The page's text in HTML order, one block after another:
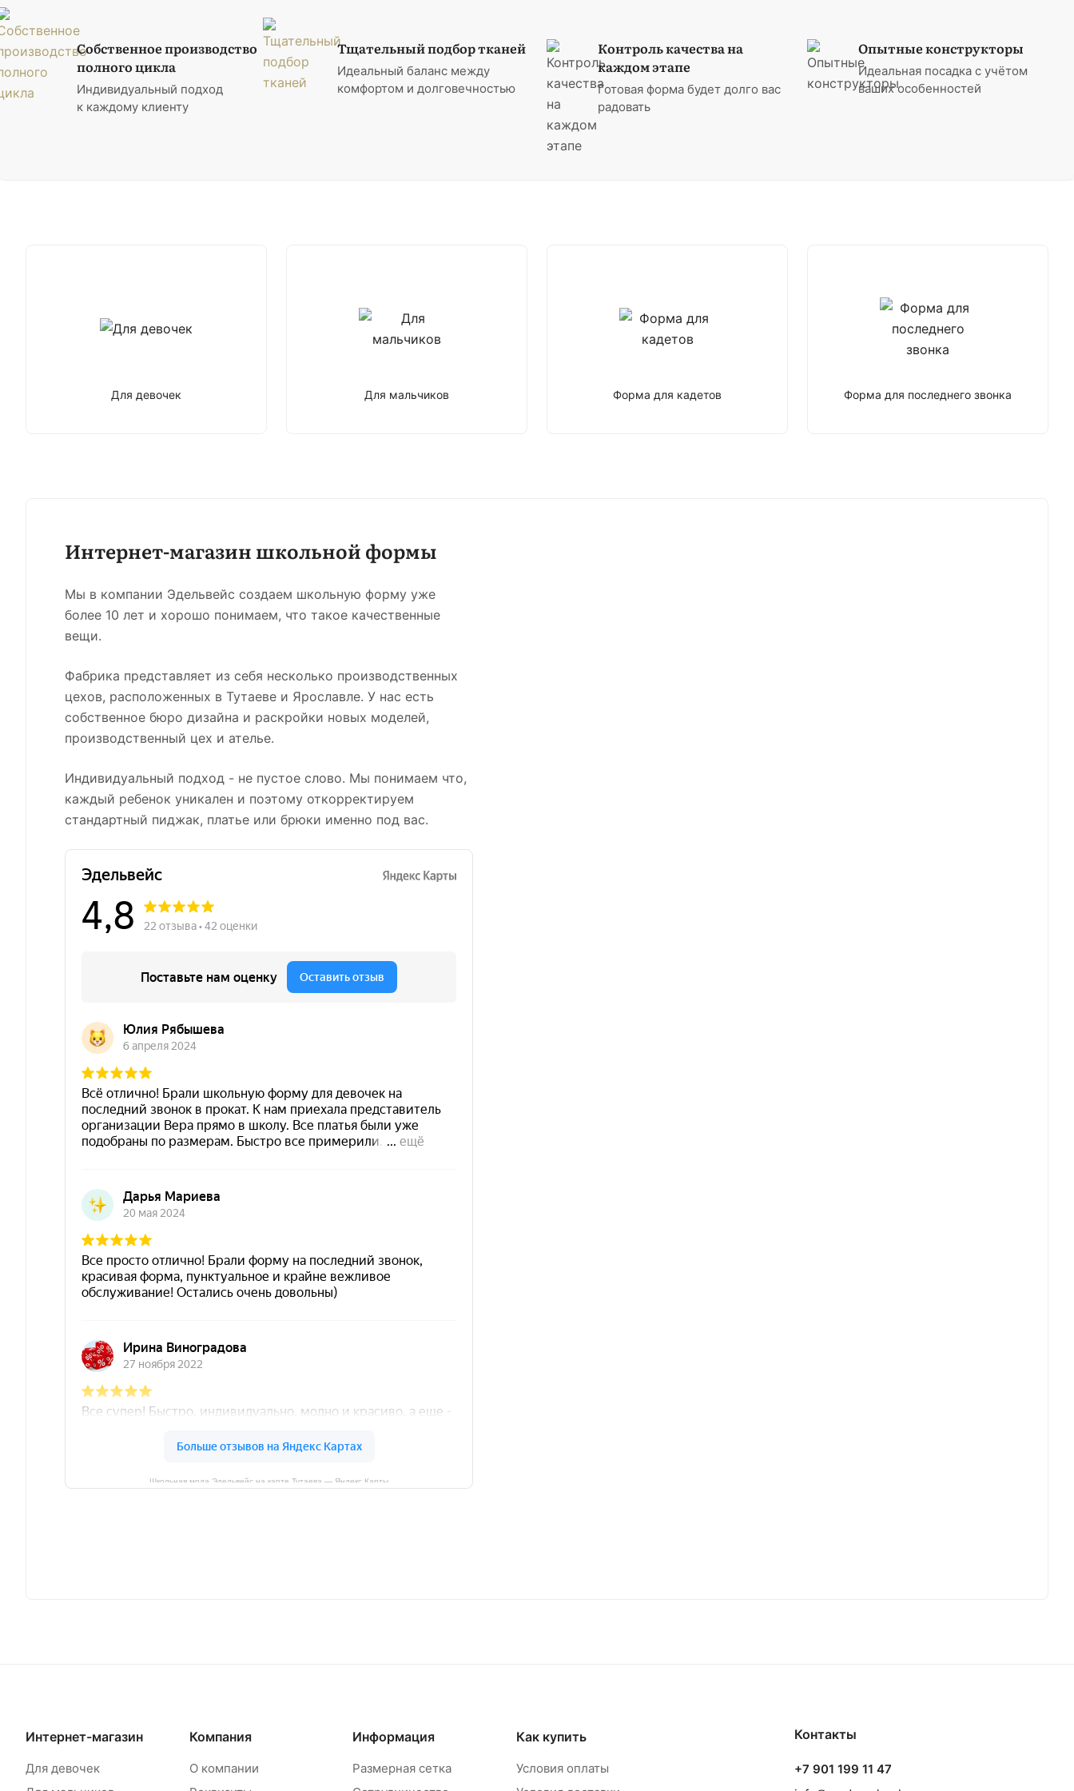
Собственное производство
полного цикла
Индивидуальный подход
к каждому клиенту
Тщательный подбор тканей
Идеальный баланс между
комфортом и долговечностью
Контроль качества на
каждом этапе
Готовая форма будет долго вас
радовать
Опытные конструкторы
Идеальная посадка с учётом
ваших особенностей
Для девочек Для мальчиков Форма для кадетов Форма для последнего звонка
Интернет-магазин школьной формы
Мы в компании Эдельвейс создаем школьную форму уже
более 10 лет и хорошо понимаем, что такое качественные
вещи.
Фабрика представляет из себя несколько производственных
цехов, расположенных в Тутаеве и Ярославле. У нас есть
собственное бюро дизайна и раскройки новых моделей,
производственный цех и ателье.
Индивидуальный подход - не пустое слово. Мы понимаем что,
каждый ребенок уникален и поэтому откорректируем
стандартный пиджак, платье или брюки именно под вас.
Школьная мода Эдельвейс на карте Тутаева — Яндекс Карты
Интернет-магазин
Для девочек
Компания
О компании
Информация
Размерная сетка
Как купить
Условия оплаты
Контакты
+7 901 199 11 47